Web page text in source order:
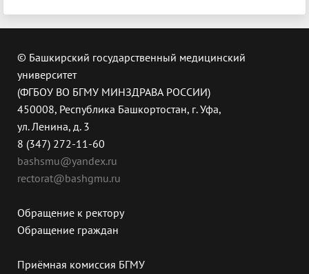
© Башкирский государственный медицинский
университет
(ФГБОУ ВО БГМУ МИНЗДРАВА РОССИИ)
450008, Республика Башкортостан, г. Уфа,
ул. Ленина, д. 3
8 (347) 272-11-60
bashsmu@yandex.ru
rectorat@bashgmu.ru
Обращение к ректору
Обращение граждан
Приёмная комиссия БГМУ